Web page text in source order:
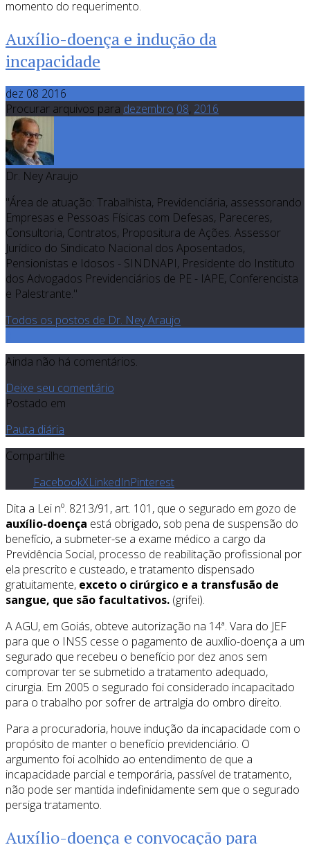
momento do requerimento.
Auxílio-doença e indução da
incapacidade
dez 08 2016
Procurar arquivos para dezembro 08, 2016
Dr. Ney Araujo
"Área de atuação: Trabalhista, Previdenciária, assessorando
Empresas e Pessoas Físicas com Defesas, Pareceres,
Consultoria, Contratos, Propositura de Ações. Assessor
Jurídico do Sindicato Nacional dos Aposentados,
Pensionistas e Idosos - SINDNAPI, Presidente do Instituto
dos Advogados Previdenciários de PE - IAPE, Conferencista
e Palestrante."
Todos os postos de Dr. Ney Araujo
Ainda não há comentários.
Deixe seu comentário
Postado em
Pauta diária
Compartilhe
FacebookXLinkedInPinterest
Dita a Lei nº. 8213/91, art. 101, que o segurado em gozo de
auxílio-doença está obrigado, sob pena de suspensão do
benefício, a submeter-se a exame médico a cargo da
Previdência Social, processo de reabilitação profissional por
ela prescrito e custeado, e tratamento dispensado
gratuitamente, exceto o cirúrgico e a transfusão de
sangue, que são facultativos. (grifei).
A AGU, em Goiás, obteve autorização na 14ª. Vara do JEF
para que o INSS cesse o pagamento de auxílio-doença a um
segurado que recebeu o benefício por dez anos sem
comprovar ter se submetido a tratamento adequado,
cirurgia. Em 2005 o segurado foi considerado incapacitado
para o trabalho por sofrer de artralgia do ombro direito.
Para a procuradoria, houve indução da incapacidade com o
propósito de manter o benefício previdenciário. O
argumento foi acolhido ao entendimento de que a
incapacidade parcial e temporária, passível de tratamento,
não pode ser mantida indefinidamente sem que o segurado
persiga tratamento.
Auxílio-doença e convocação para